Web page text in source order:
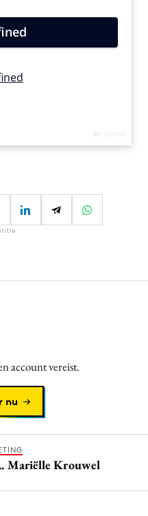
account vereist.
nu
Mariëlle Krouwel